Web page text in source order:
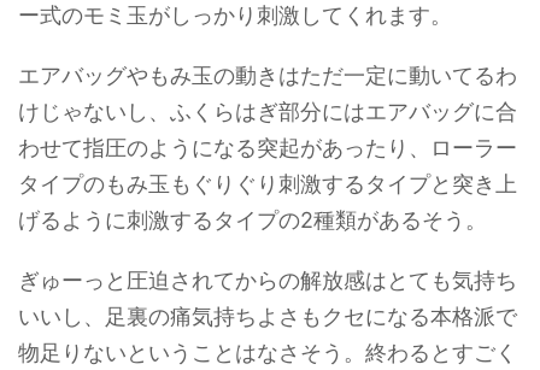
ー式のモミ玉がしっかり刺激してくれます。
エアバッグやもみ玉の動きはただ一定に動いてるわ
けじゃないし、ふくらはぎ部分にはエアバッグに合
わせて指圧のようになる突起があったり、ローラー
タイプのもみ玉もぐりぐり刺激するタイプと突き上
げるように刺激するタイプの2種類があるそう。
ぎゅーっと圧迫されてからの解放感はとても気持ち
いいし、足裏の痛気持ちよさもクセになる本格派で
物足りないということはなさそう。終わるとすごく